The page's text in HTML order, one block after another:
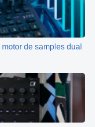
de samples dual